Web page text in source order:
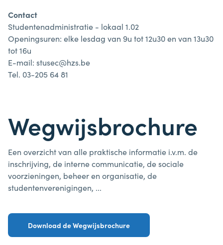
Contact
Studentenadministratie - lokaal 1.02
Openingsuren: elke lesdag van 9u tot 12u30 en van 13u30
tot 16u
E-mail: stusec@hzs.be
Tel. 03-205 64 81
Wegwijsbrochure
Een overzicht van alle praktische informatie i.v.m. de
inschrijving, de interne communicatie, de sociale
voorzieningen, beheer en organisatie, de
studentenverenigingen, ...
Download de Wegwijsbrochure